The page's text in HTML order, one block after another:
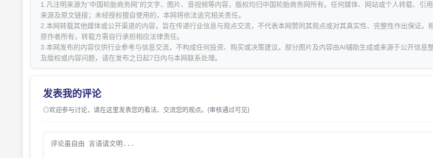
1.凡注明来源为“中国轮胎商务网”的文字、图片、音视频等内容，版权均归中国轮胎商务网所有。任何媒体、网站或个人转载、引
来源及原文链接；未经授权擅自使用的，本网将依法追究相关责任。
2.本网转载其他媒体或公开渠道的内容，旨在传递行业信息与观点交流，不代表本网赞同其观点或对其真实性、完整性作出保证。
原作者所有，转载方需自行承担相应法律责任。
3.本网发布的内容仅供行业参考与信息交流，不构成任何投资、购买或决策建议。部分图片及内容由AI辅助生成或来源于公开信息
及版权或内容问题，请在发布之日起7日内与本网联系处理。
发表我的评论
◎欢迎参与讨论，请在这里发表您的看法、交流您的观点。(审核通过可见)